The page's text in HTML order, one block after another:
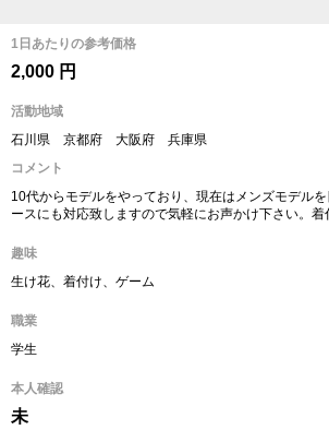
1日あたりの参考価格
2,000 円
活動地域
石川県 京都府 大阪府 兵庫県
コメント
10代からモデルをやっており、現在はメンズモデル
ースにも対応致しますので気軽にお声かけ下さい。着
趣味
生け花、着付け、ゲーム
職業
学生
本人確認
未